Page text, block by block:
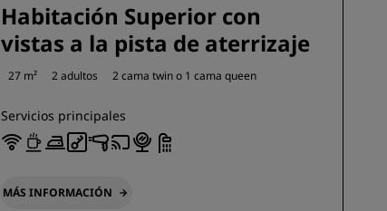
Habitación Superior con
vistas a la pista de aterrizaje
27 m² 2 adultos 2 cama twin o 1 cama queen
Servicios principales
MÁS INFORMACIÓN